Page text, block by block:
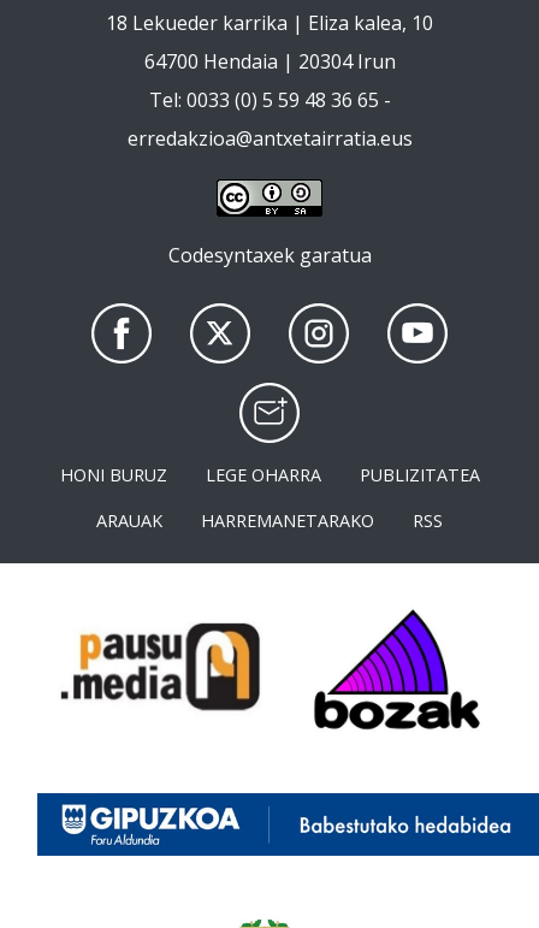
18 Lekueder karrika | Eliza kalea, 10
64700 Hendaia | 20304 Irun
Tel: 0033 (0) 5 59 48 36 65 -
erredakzioa@antxetairratia.eus
Codesyntaxek garatua
HONI BURUZ LEGE OHARRA
PUBLIZITATEA
ARAUAK
HARREMANETARAKO RSS